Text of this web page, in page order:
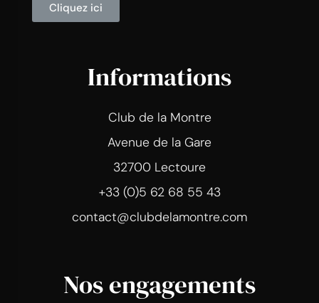
Cliquez ici
Informations
Club de la Montre
Avenue de la Gare
32700 Lectoure
+33 (0)5 62 68 55 43
contact@clubdelamontre.com
Nos engagements